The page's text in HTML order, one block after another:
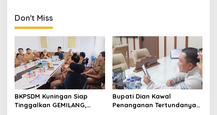
Don't Miss
BKPSDM Kuningan Siap
Tinggalkan GEMILANG,
Bupati Dian Kawal
Penanganan Tertundanya